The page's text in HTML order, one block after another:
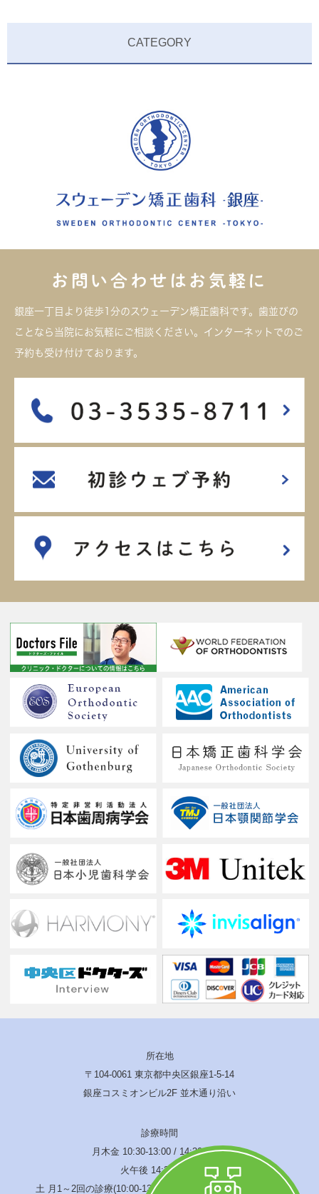
CATEGORY
お問い合わせはお気軽に
銀座一丁目より徒歩1分のスウェーデン矯正歯科です。歯並びの
ことなら当院にお気軽にご相談ください。インターネットでのご
予約も受け付けております。
所在地
〒104-0061 東京都中央区銀座1-5-14
銀座コスミオンビル2F 並木通り沿い
診療時間
月木金 10:30-13:00 / 14:30-19:00
火午後 14:30-17:00
土 月1～2回の診療(10:00-13:00 / 14:00-17:00) 水･日･祝休診